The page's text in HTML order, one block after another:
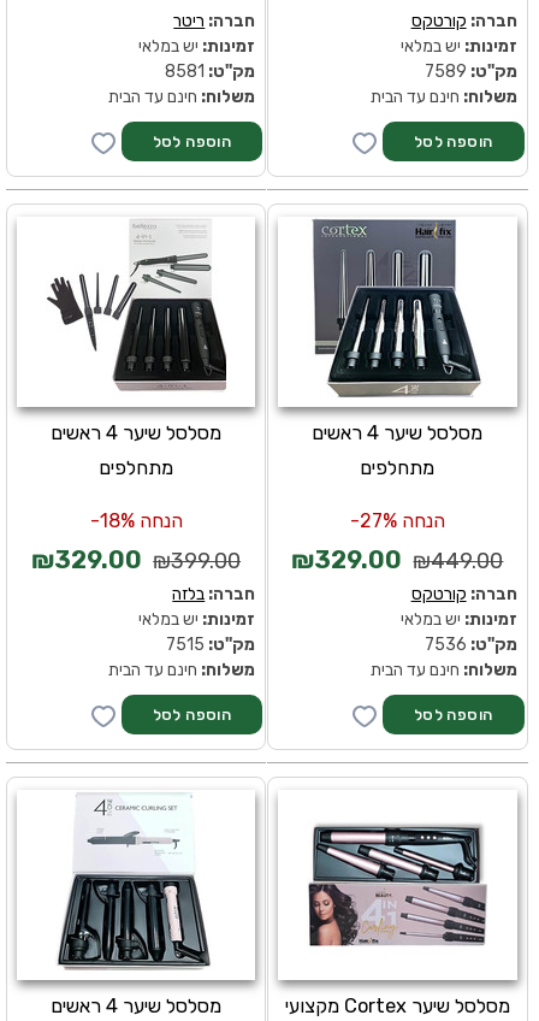
חברה: ריטר
זמינות: יש במלאי
מק''ט:
משלוח: חינם עד הבית
חברה: קורטקס
זמינות: יש במלאי
מק''ט:
משלוח: חינם עד הבית
מסלסל שיער 4 ראשים
מתחלפים
הנחה 18%-
₪399.00
₪329.00
חברה: בלזה
זמינות: יש במלאי
מק''ט:
משלוח: חינם עד הבית
מסלסל שיער 4 ראשים
מתחלפים
הנחה 27%-
₪449.00
₪329.00
חברה: קורטקס
זמינות: יש במלאי
מק''ט:
משלוח: חינם עד הבית
מסלסל שיער 4 ראשים
מסלסל שיער Cortex מקצועי